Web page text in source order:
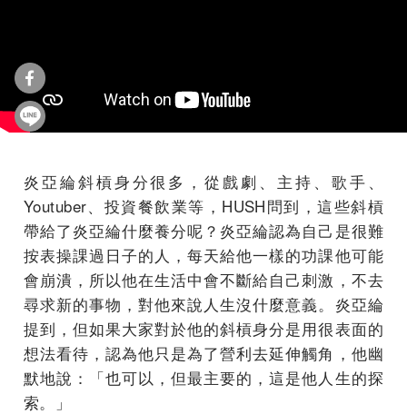
炎亞綸斜槓身分很多，從戲劇、主持、歌手、
Youtuber、投資餐飲業等，HUSH問到，這些斜槓
帶給了炎亞綸什麼養分呢？炎亞綸認為自己是很難
按表操課過日子的人，每天給他一樣的功課他可能
會崩潰，所以他在生活中會不斷給自己刺激，不去
尋求新的事物，對他來說人生沒什麼意義。炎亞綸
提到，但如果大家對於他的斜槓身分是用很表面的
想法看待，認為他只是為了營利去延伸觸角，他幽
默地說：「也可以，但最主要的，這是他人生的探
索。」